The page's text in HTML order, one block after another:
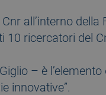
all’interno
10 ricercatori del
– è
innovative”.